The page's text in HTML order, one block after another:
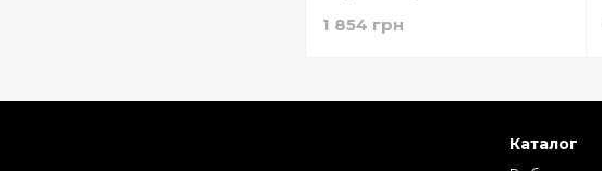
1 854 грн
Каталог